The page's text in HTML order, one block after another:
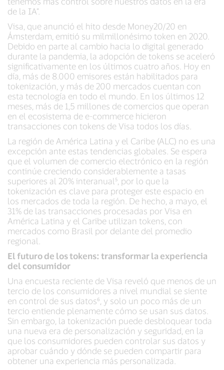
de la IA”.
Visa, que anunció el hito desde Money20/20 en
Ámsterdam, emitió su milmillonésimo token en 2020.
Debido en parte al cambio hacia lo digital generado
durante la pandemia, la adopción de tokens se aceleró
significativamente en los últimos cuatro años. Hoy en
día, más de 8.000 emisores están habilitados para
tokenización, y más de 200 mercados cuentan con
esta tecnología en todo el mundo. En los últimos 12
meses, más de 1,5 millones de comercios que operan
en el ecosistema de e-commerce hicieron
transacciones con tokens de Visa todos los días.
La región de América Latina y el Caribe (ALC) no es una
excepción ante estas tendencias globales. Se espera
que el volumen de comercio electrónico en la región
continúe creciendo considerablemente a tasas
superiores al 20% interanual⁵, por lo que la
tokenización es clave para proteger este espacio en
los mercados de toda la región. De hecho, a mayo, el
31% de las transacciones procesadas por Visa en
América Latina y el Caribe utilizan tokens, con
mercados como Brasil por delante del promedio
regional.
El futuro de los tokens: transformar la experiencia
del consumidor
Una encuesta reciente de Visa reveló que menos de un
tercio de los consumidores a nivel mundial se siente
en control de sus datos⁶, y solo un poco más de un
tercio entiende plenamente cómo se usan sus datos.
Sin embargo, la tokenización puede desbloquear toda
una nueva era de personalización y seguridad, en la
que los consumidores pueden controlar sus datos y
aprobar cuándo y dónde se pueden compartir para
obtener una experiencia más personalizada.